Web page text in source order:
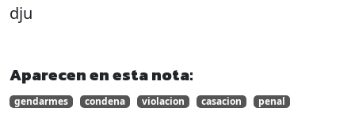
dju
Aparecen en esta nota:
gendarmes condena violacion casacion
penal